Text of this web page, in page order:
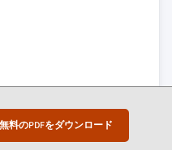
料のPDFをダウンロード